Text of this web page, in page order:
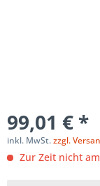
99,01 € *
inkl. MwSt.zzgl.
Zur Zeit nicht